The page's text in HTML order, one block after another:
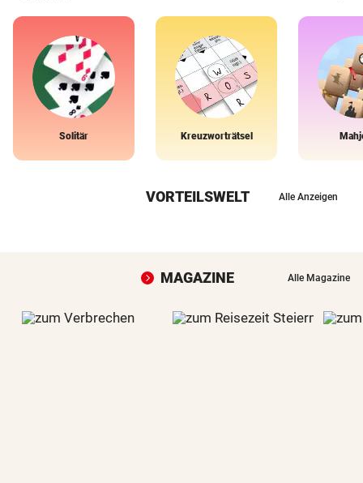
Solitär Kreuzworträtsel
VORTEILSWELT Alle Anzeigen
MAGAZINE Alle Magazine